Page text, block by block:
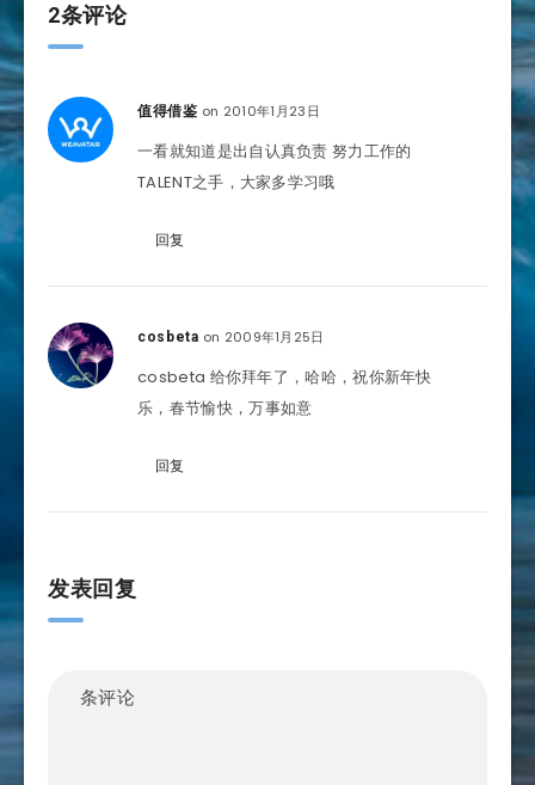
2条评论
值得借鉴 on 2010年1月23日
一看就知道是出自认真负责 努力工作的
TALENT之手，大家多学习哦
回复
cosbeta on 2009年1月25日
cosbeta 给你拜年了，哈哈，祝你新年快
乐，春节愉快，万事如意
回复
发表回复